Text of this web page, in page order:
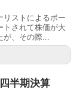
リストによるボー
トされて株価が大
、その際...
半期決算